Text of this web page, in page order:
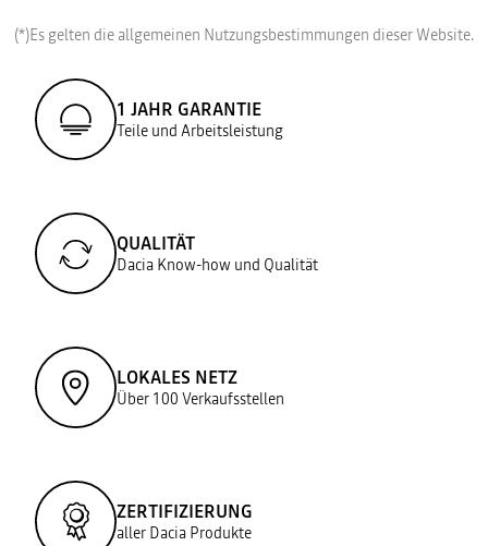
(*)Es gelten die allgemeinen Nutzungsbestimmungen dieser Website.
1 JAHR GARANTIE
Teile und Arbeitsleistung
QUALITÄT
Dacia Know-how und Qualität
LOKALES NETZ
Über 100 Verkaufsstellen
ZERTIFIZIERUNG
aller Dacia Produkte